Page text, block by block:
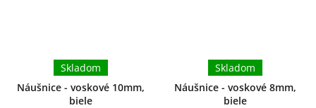
Náušnice - voskové 10mm,
biele
Skladom
Náušnice - voskové 8mm,
biele
Skladom